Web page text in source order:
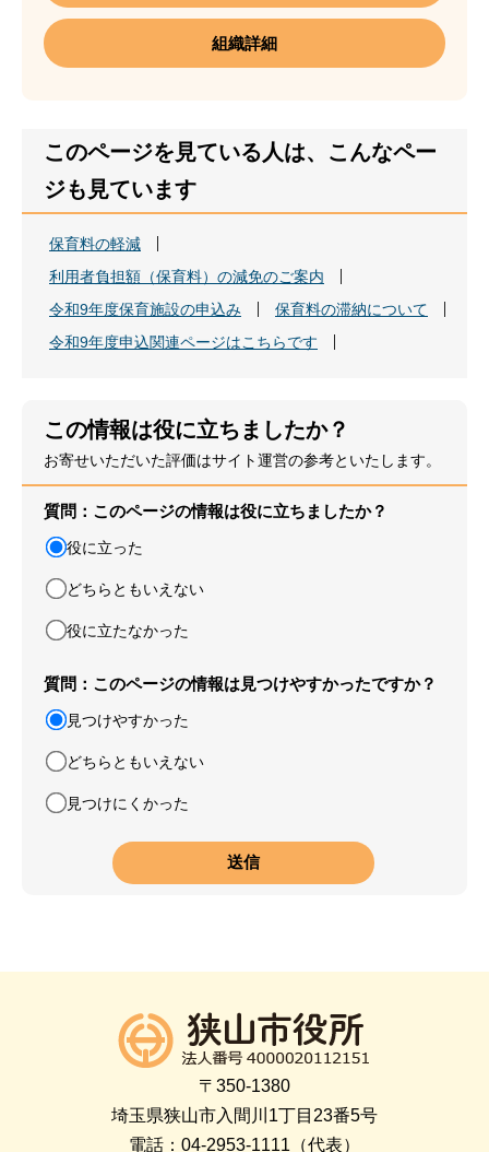
組織詳細
このページを見ている人は、こんなペー
ジも見ています
保育料の軽減
利用者負担額（保育料）の減免のご案内
令和9年度保育施設の申込み
保育料の滞納について
令和9年度申込関連ページはこちらです
この情報は役に立ちましたか？
お寄せいただいた評価はサイト運営の参考といたします。
質問：このページの情報は役に立ちましたか？
役に立った
どちらともいえない
役に立たなかった
質問：このページの情報は見つけやすかったですか？
見つけやすかった
どちらともいえない
見つけにくかった
〒350-1380
埼玉県狭山市入間川1丁目23番5号
電話：04-2953-1111（代表）